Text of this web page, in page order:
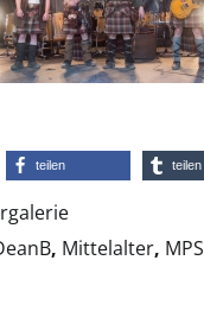
teilen teilen
, Mittelalter, MPS